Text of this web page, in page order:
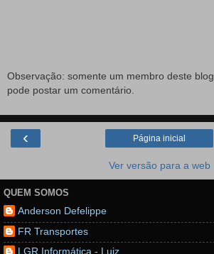
Observação: somente um membro deste blog
pode postar um comentário.
‹ Página inicial
Ver versão para a web
QUEM SOMOS
Anderson Defelippe
FR Transportes
LGR Informática - Luiz